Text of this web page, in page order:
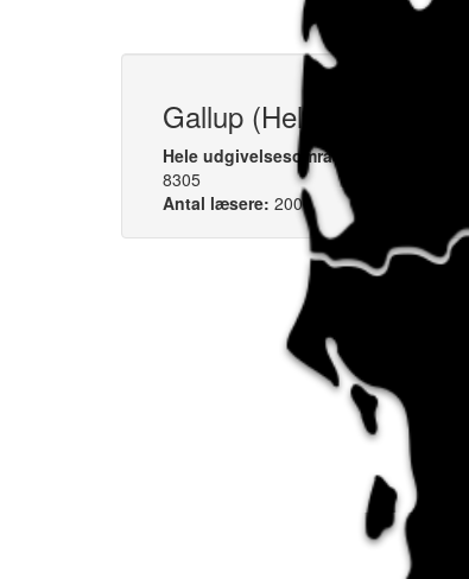
Gallup (Hele
Hele udgivelsesområdet:
8305
Antal læsere: 2000